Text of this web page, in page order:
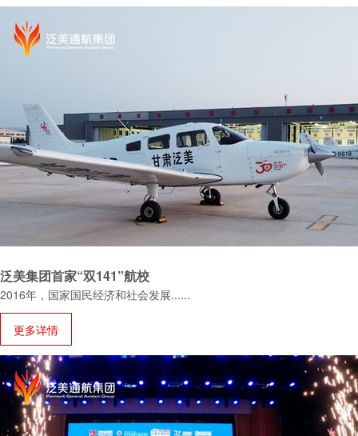
泛美集团首家“双141”航校
2016年，国家国民经济和社会发展......
更多详情